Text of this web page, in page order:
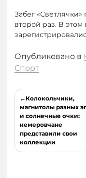
Забег
второй раз. В этом
Опубликовано в
Спорт
Навигация
по
записям
Колокольчики,
магнитолы разных
и солнечные очки:
кемеровчане
представили свои
коллекции